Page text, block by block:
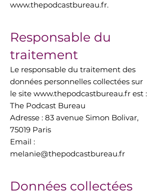
www.thepodcastbureau.fr.
Responsable du
traitement
Le responsable du traitement des
données personnelles collectées sur
le site www.thepodcastbureau.fr est :
The Podcast Bureau
Adresse : 83 avenue Simon Bolivar,
75019 Paris
Email :
melanie@thepodcastbureau.fr
Données collectées